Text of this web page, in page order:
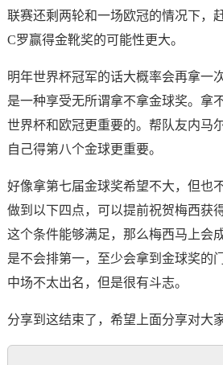
联赛还剩两轮和一场欧冠的情况下，
C罗赢得金靴奖的可能性更大。
明年世界杯冠军的话大概率会再拿一
是一种享受无所谓拿不拿金球奖。拿
世界杯和欧冠更重要的。帮队友内马
自己得第八个金球更重要。
好像拿第七届金球奖希望不大，但也
做到以下四点，可以提前祝贺梅西获
这个条件能够满足，那么梅西马上会
是不会排第一，至少会拿到金球奖的
中场不太出名，但是很有斗志。
分享到这结束了，希望上面分享对大